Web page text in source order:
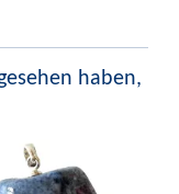
haben,